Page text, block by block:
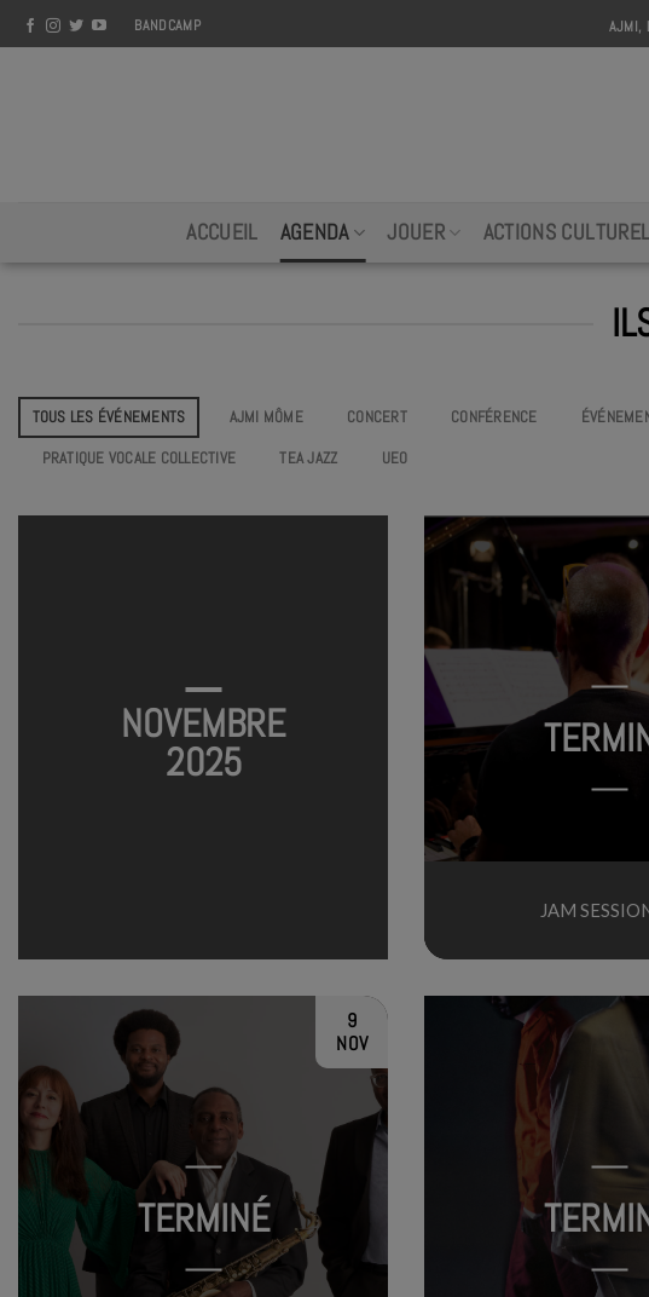
Skip
to
BANDCAMP AJMI,
ACCUEIL AGENDA JOUER ACTIONS
TOUS LES ÉVÉNEMENTS AJMI MÔME CONCERT CONFÉRENCE
PRATIQUE VOCALE COLLECTIVE
TEA JAZZ UEO
NOVEMBRE
2025
JAM
9
NOV
TERMINÉ